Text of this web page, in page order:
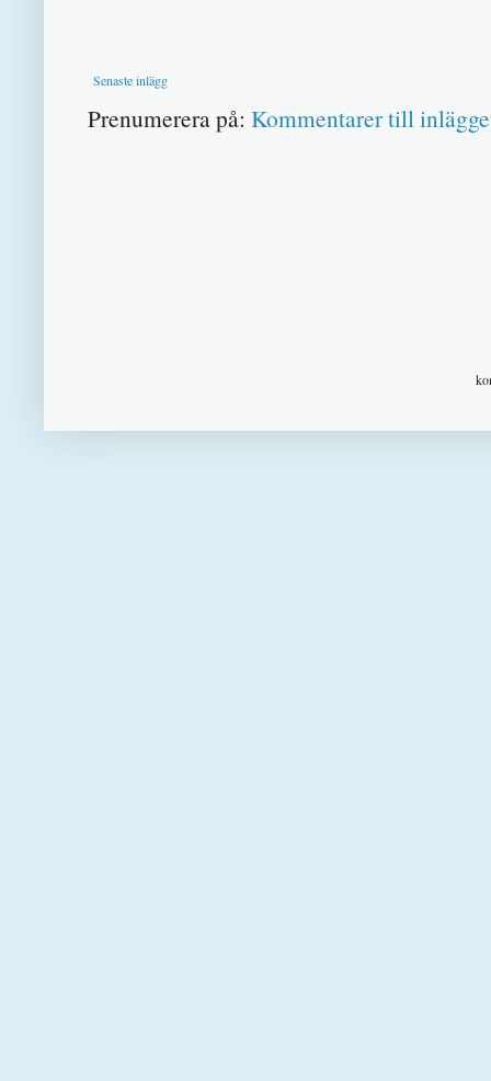
Senaste inlägg
Prenumerera på: Kommentarer till